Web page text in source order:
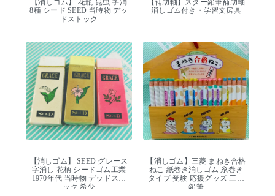
8種 シード SEED 当時物 デッ
ドストック
消しゴム付き・学習文房具
【消しゴム】 SEED グレース
字消し 花柄 シードゴム工業
1970年代 当時物 デッドスト
ック 希少
【消しゴム】三菱 まねき合格
ねこ 紙巻き消しゴム 糸巻き
タイプ 受験 応援グッズ 三菱
鉛筆